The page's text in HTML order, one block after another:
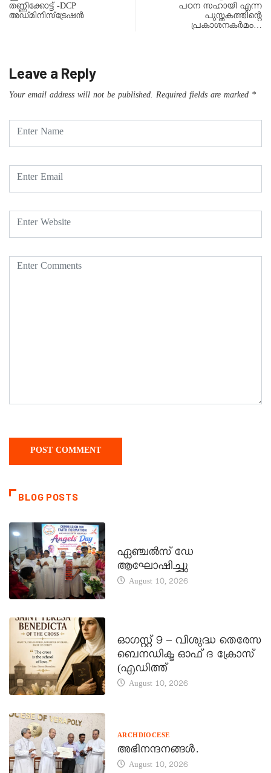
തണ്ണിക്കോട്ട് -DCP
അഡ്മിനിസ്ട്രേഷൻ
പഠന സഹായി എന്ന
പുസ്തകത്തിന്റെ
പ്രകാശനകര്‍മം…
Leave a Reply
Your email address will not be published. Required fields are marked *
BLOG POSTS
ഏഞ്ചൽസ് ഡേ
ആഘോഷിച്ചു
August 10, 2026
ഓഗസ്റ്റ് 9 – വിശുദ്ധ തെരേസ
ബെനഡിക്ട ഓഫ് ദ ക്രോസ്
(എഡിത്ത്
August 10, 2026
ARCHDIOCESE
അഭിനന്ദനങ്ങൾ.
August 10, 2026